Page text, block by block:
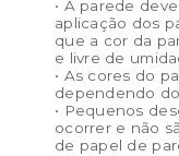
• A parede
aplicação dos
que a cor da
e livre de
• As cores do
dependendo
• Pequenos
ocorrer e não
de papel de